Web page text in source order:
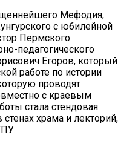
Мефодия,
с юбилейной
Пермского
педагогического
Егоров, который
работе по истории
проводят
с краевым
стала стендовая
храма и лекторий,